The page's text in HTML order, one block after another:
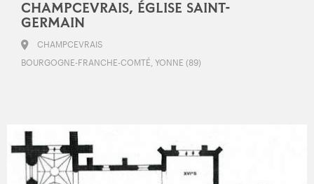
CHAMPCEVRAIS, ÉGLISE SAINT-
GERMAIN
CHAMPCEVRAIS
BOURGOGNE-FRANCHE-COMTÉ, YONNE (89)